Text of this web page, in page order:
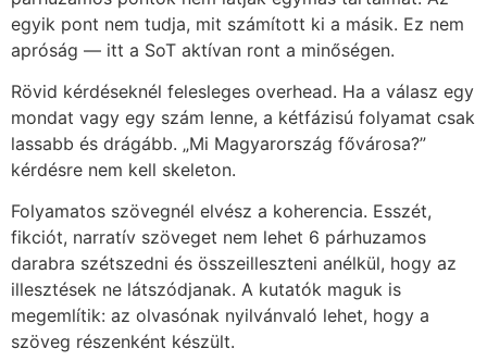
egyik pont nem tudja, mit számított ki a másik. Ez nem
apróság — itt a SoT aktívan ront a minőségen.
Rövid kérdéseknél felesleges overhead. Ha a válasz egy
mondat vagy egy szám lenne, a kétfázisú folyamat csak
lassabb és drágább. „Mi Magyarország fővárosa?”
kérdésre nem kell skeleton.
Folyamatos szövegnél elvész a koherencia. Esszét,
fikciót, narratív szöveget nem lehet 6 párhuzamos
darabra szétszedni és összeilleszteni anélkül, hogy az
illesztések ne látszódjanak. A kutatók maguk is
megemlítik: az olvasónak nyilvánvaló lehet, hogy a
szöveg részenként készült.